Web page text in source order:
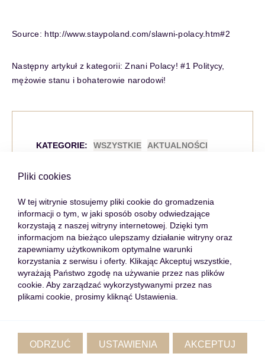
Source: http://www.staypoland.com/slawni-polacy.htm#2
Następny artykuł z kategorii:Znani Polacy! #1 Politycy,
mężowie stanu i bohaterowie narodowi!
KATEGORIE: WSZYSTKIE AKTUALNOŚCI
Wróć do listy
Przełącz wpis
Pliki cookies
W tej witrynie stosujemy pliki cookie do gromadzenia
informacji o tym, w jaki sposób osoby odwiedzające
korzystają z naszej witryny internetowej. Dzięki tym
informacjom na bieżąco ulepszamy działanie witryny oraz
zapewniamy użytkownikom optymalne warunki
korzystania z serwisu i oferty. Klikając Akceptuj wszystkie,
wyrażają Państwo zgodę na używanie przez nas plików
cookie. Aby zarządzać wykorzystywanymi przez nas
plikami cookie, prosimy kliknąć Ustawienia.
ODRZUĆ USTAWIENIA AKCEPTUJ